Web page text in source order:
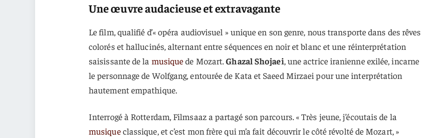
Une œuvre audacieuse et extravagante
Le film, qualifié d’« opéra audiovisuel » unique en son genre, nous transporte dans des rêves
colorés et hallucinés, alternant entre séquences en noir et blanc et une réinterprétation
saisissante de la musiquede Mozart.Ghazal Shojaei, une actrice iranienne exilée, incarne
le personnage de Wolfgang, entourée de Kata et Saeed Mirzaei pour une interprétation
hautement empathique.
Interrogé à Rotterdam, Filmsaaz a partagé son parcours. « Très jeune, j’écoutais de la
musiqueclassique, et c’est mon frère qui m’a fait découvrir le côté révolté de Mozart, »